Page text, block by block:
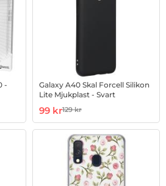
-
Galaxy A40 Skal Forcell Silikon
Lite Mjukplast - Svart
Art. nr 1002900370
rea pris
99 krtidigare pris
129 kr